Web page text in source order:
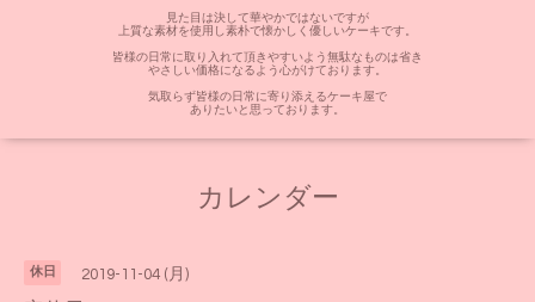
見た目は決して華やかではないですが
上質な素材を使用し素朴で懐かしく優しいケーキです。
皆様の日常に取り入れて頂きやすいよう無駄なものは省き
やさしい価格になるよう心がけております。
気取らず皆様の日常に寄り添えるケーキ屋で
ありたいと思っております。
カレンダー
休日 2019-11-04 (月)